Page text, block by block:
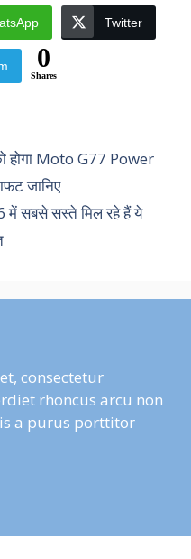
Twitter
0
Shares
होगा Moto G77 Power
जानिए
सबसे सस्ते मिल रहे हैं ये
consectetur
rhoncus arcu non
a purus porttitor